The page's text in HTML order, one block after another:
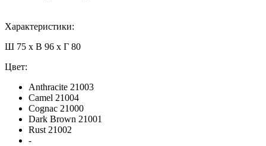
Характеристики:
Ш 75 x В 96 x Г 80
Цвет:
Anthracite 21003
Camel 21004
Cognac 21000
Dark Brown 21001
Rust 21002
-